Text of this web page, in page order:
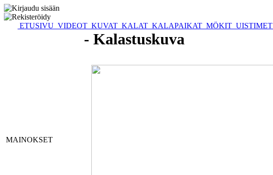
ETUSIVU VIDEOT KUVAT KALAT KALAPAIKAT MÖKIT UISTIMET
MAINOKSET
- Kalastuskuva